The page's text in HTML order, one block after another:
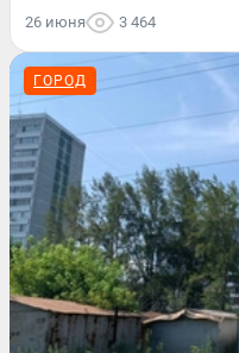
26 июня 3 464
ГОРОД